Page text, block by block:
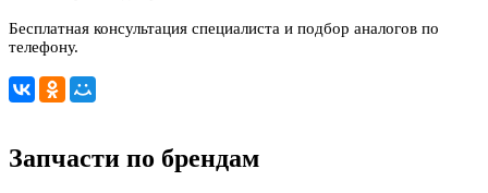
Бесплатная консультация специалиста и подбор аналогов по
телефону.
Запчасти по брендам